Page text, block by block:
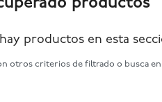
productos en esta
otros criterios de filtrado o busca